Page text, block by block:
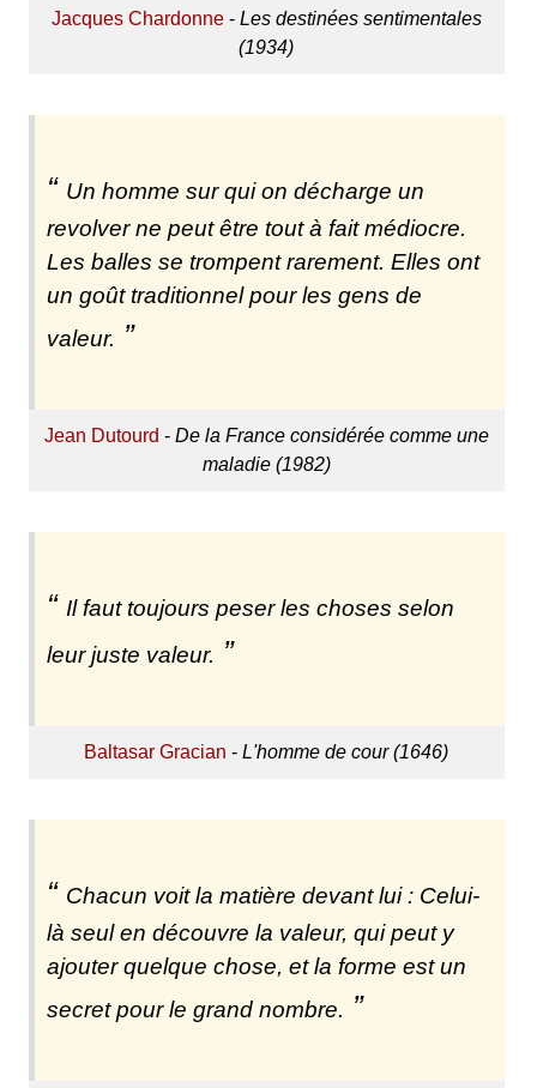
Jacques Chardonne- Les destinées sentimentales
(1934)
Un homme sur qui on décharge un
revolver ne peut être tout à fait médiocre.
Les balles se trompent rarement. Elles ont
un goût traditionnel pour les gens de
valeur.
Jean Dutourd - De la France considérée comme une
maladie (1982)
Il faut toujours peser les choses selon
leur juste valeur.
Baltasar Gracian -L'homme de cour (1646)
Chacun voit la matière devant lui : Celui-
là seul en découvre la valeur, qui peut y
ajouter quelque chose, et la forme est un
secret pour le grand nombre.